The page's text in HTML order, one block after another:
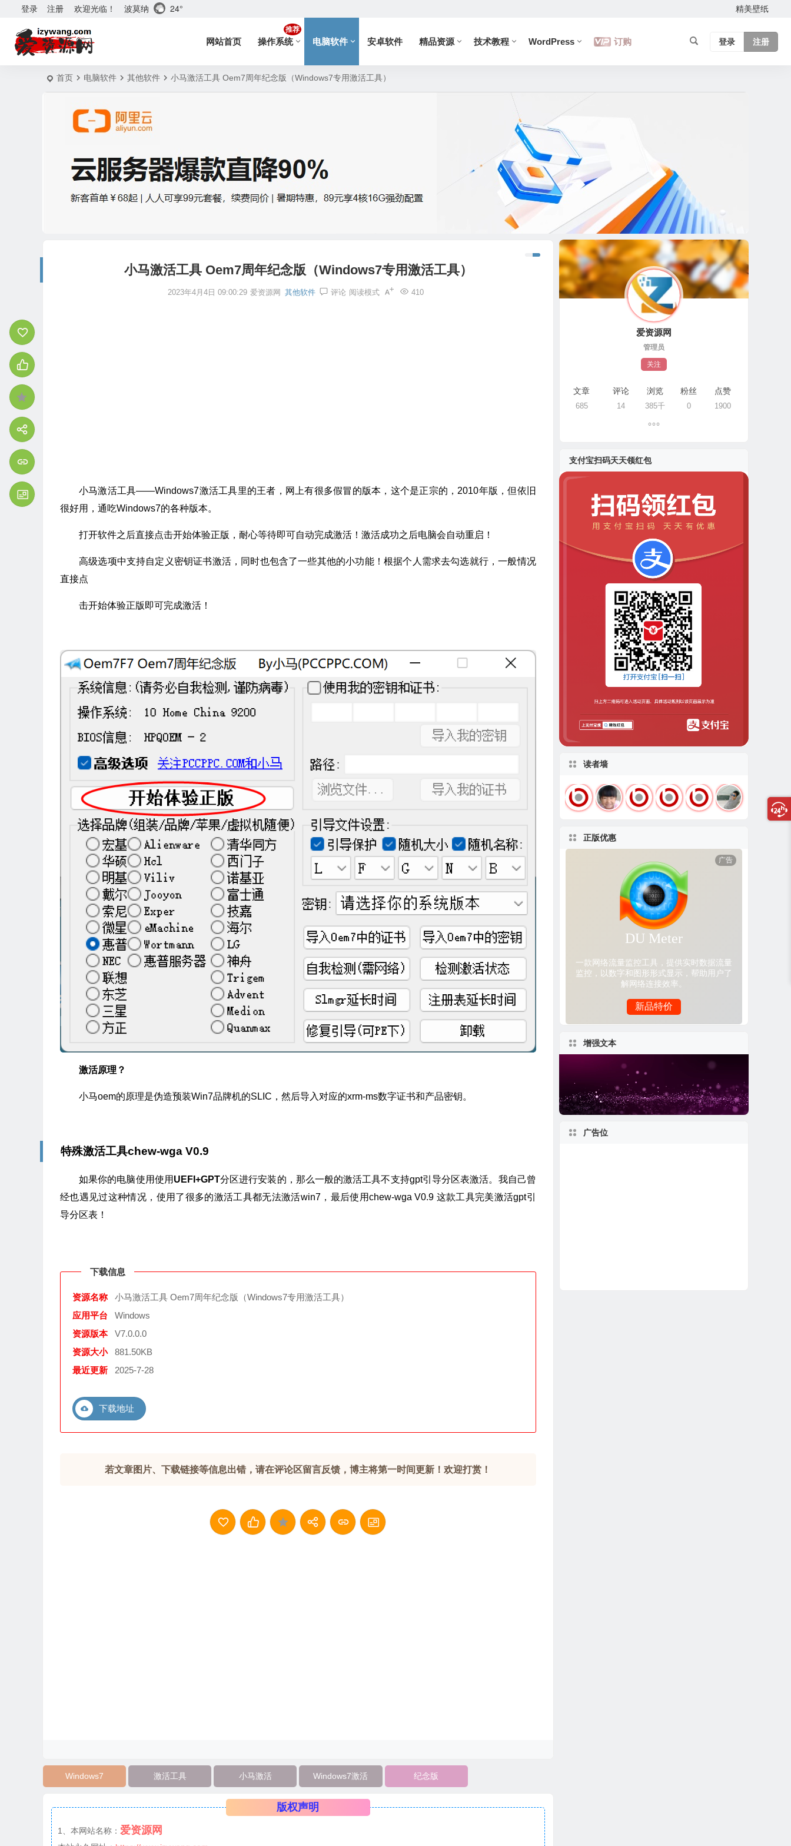
欢迎光临！
登录 注册 波莫纳 24° 精美壁纸
网站首页 操作系统
推荐
电脑软件 安卓软件 精品资源 技术教程 WordPress 订购 登录 注册
首页 电脑软件 其他软件 小马激活工具 Oem7周年纪念版（Windows7专用激活工具）
小马激活工具 Oem7周年纪念版（Windows7专用激活工具）
2023年4月4日 09:00:29 爱资源网 其他软件 评论 410
阅读模式
小马激活工具——Windows7激活工具里的王者，网上有很多假冒的版本，这个是正宗的，2010年版，但依旧
很好用，通吃Windows7的各种版本。
打开软件之后直接点击开始体验正版，耐心等待即可自动完成激活！激活成功之后电脑会自动重启！
高级选项中支持自定义密钥证书激活，同时也包含了一些其他的小功能！根据个人需求去勾选就行，一般情况
直接点
击开始体验正版即可完成激活！
激活原理？
小马oem的原理是伪造预装Win7品牌机的SLIC，然后导入对应的xrm-ms数字证书和产品密钥。
特殊激活工具chew-wga V0.9
如果你的电脑使用使用 UEFI+GPT分区进行安装的，那么一般的激活工具不支持gpt引导分区表激活。我自己曾
经也遇见过这种情况，使用了很多的激活工具都无法激活win7，最后使用chew-wga V0.9 这款工具完美激活gpt引
导分区表！
下载信息
资源名称
小马激活工具 Oem7周年纪念版（Windows7专用激活工具）
应用平台
Windows
资源版本
V7.0.0.0
资源大小
881.50KB
最近更新
2025-7-28
下载地址
若文章图片、下载链接等信息出错，请在评论区留言反馈，博主将第一时间更新！欢迎打赏！
Windows7 激活工具 小马激活 Windows7激活 纪念版
版权声明
1、本网站名称： 爱资源网
爱资源网
管理员
关注
文章
685
评论
14
浏览
385千
粉丝
0
点赞
1900
支付宝扫码天天领红包
读者墙
正版优惠
增强文本
广告位